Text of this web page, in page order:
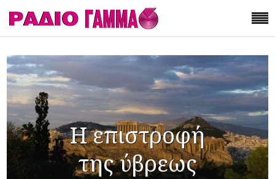
Η επιστροφή
της ύβρεως